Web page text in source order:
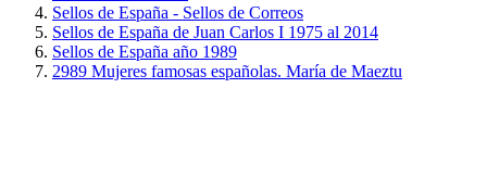
Sellos de España - Sellos de Correos
Sellos de España de Juan Carlos I 1975 al 2014
Sellos de España año 1989
2989 Mujeres famosas españolas. María de Maeztu